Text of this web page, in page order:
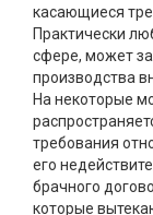
касающиеся
Практически
сфере, может
производства
На некоторые
требования
его
брачного
которые